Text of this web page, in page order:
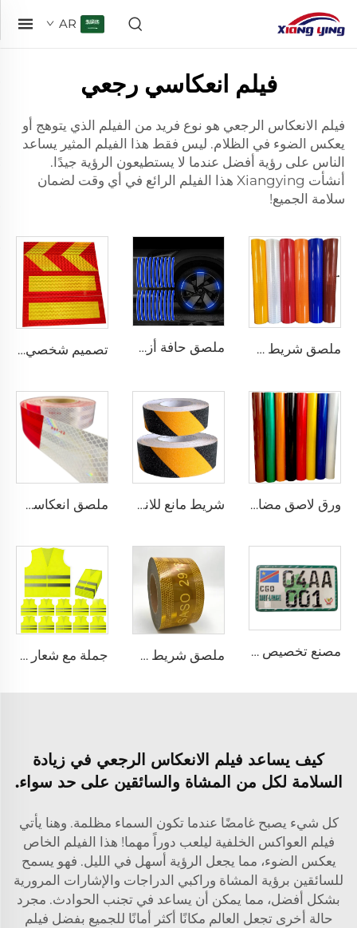
AR
فيلم انعكاسي رجعي
فيلم الانعكاس الرجعي هو نوع فريد من الفيلم الذي يتوهج أو
يعكس الضوء في الظلام. ليس فقط هذا الفيلم المثير يساعد
الناس على رؤية أفضل عندما لا يستطيعون الرؤية جيدًا.
أنشأت Xiangying هذا الفيلم الرائع في أي وقت لضمان
سلامة الجميع!
ملصق شريط عاكس للعلامات المرورية الملونة، فينيل عاكس، غشاء فيلم عاكس رجعي لعلامة اللوحة ملصق حافة أزرق انعكاسي للسيارات والدراجات النارية والعجلات لتزيين السيارات بأمان وزخرفة تصميم شخصي لوحة انعكاسية من الألمنيوم للشاحنات الخلفية
ورق لاصق مضاد للانعكاس بحجم كبير 3200 غشاء فيلم انعكاسي لمصباح الترخيص شريط مانع للانزلاق أصفر وأسود مع عرض خاص، شريط مضاد للانزلاق للدرج ملصق انعكاسي أحمر وأبيض، شريط انعكاسي، شريط انعكاسي من نوع Dot C2 للشاحنات
مصنع تخصيص لوحة أرقام الألمنيوم للسيارات ملصق شريط عاكس رجعي أصفر SASO 2913 للشاحنات والقطارات جملة مع شعار مخصص سترة أمان عاكسة للضوء بشبك، سترة أمان بسحاب عاكس للضوء ملابس للاستخدام في البناء
كيف يساعد فيلم الانعكاس الرجعي في زيادة
السلامة لكل من المشاة والسائقين على حد سواء.
كل شيء يصبح غامضًا عندما تكون السماء مظلمة. وهنا يأتي
فيلم العواكس الخلفية ليلعب دوراً مهما! هذا الفيلم الخاص
يعكس الضوء، مما يجعل الرؤية أسهل في الليل. فهو يسمح
للسائقين برؤية المشاة وراكبي الدراجات والإشارات المرورية
بشكل أفضل، مما يمكن أن يساعد في تجنب الحوادث. مجرد
حالة أخرى تجعل العالم مكانًا أكثر أمانًا للجميع بفضل فيلم